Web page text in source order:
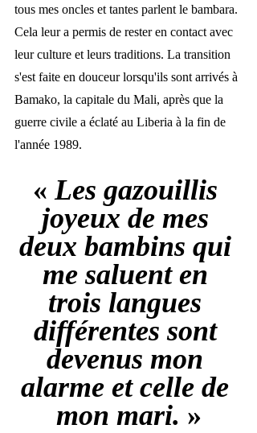
tous mes oncles et tantes parlent le bambara.
Cela leur a permis de rester en contact avec
leur culture et leurs traditions. La transition
s'est faite en douceur lorsqu'ils sont arrivés à
Bamako, la capitale du Mali, après que la
guerre civile a éclaté au Liberia à la fin de
l'année 1989.
« Les gazouillis
joyeux de mes
deux bambins qui
me saluent en
trois langues
différentes sont
devenus mon
alarme et celle de
mon mari. »